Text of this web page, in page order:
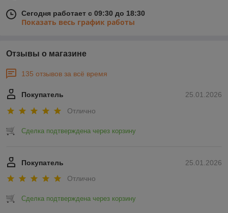
Сегодня работает с 09:30 до 18:30
Показать весь график работы
Отзывы о магазине
135 отзывов за всё время
25.01.2026
Покупатель
Отлично
Сделка подтверждена через корзину
25.01.2026
Покупатель
Отлично
Сделка подтверждена через корзину